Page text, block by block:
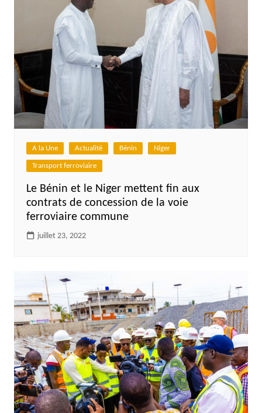
A la Une Actualité Bénin Niger
Transport ferroviaire
Le Bénin et le Niger mettent fin aux
contrats de concession de la voie
ferroviaire commune
juillet 23, 2022